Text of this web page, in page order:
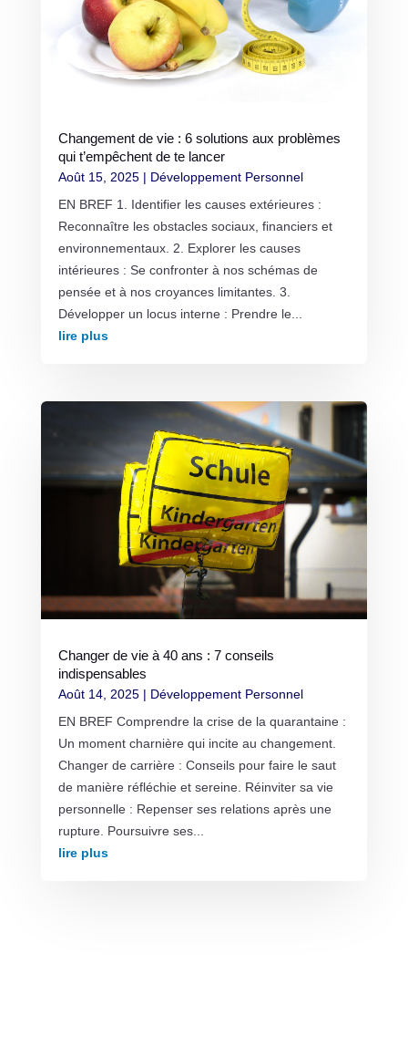
Changement de vie : 6 solutions aux problèmes
qui t’empêchent de te lancer
Août 15, 2025| Développement Personnel
EN BREF 1. Identifier les causes extérieures :
Reconnaître les obstacles sociaux, financiers et
environnementaux. 2. Explorer les causes
intérieures : Se confronter à nos schémas de
pensée et à nos croyances limitantes. 3.
Développer un locus interne : Prendre le...
lire plus
Changer de vie à 40 ans : 7 conseils
indispensables
Août 14, 2025| Développement Personnel
EN BREF Comprendre la crise de la quarantaine :
Un moment charnière qui incite au changement.
Changer de carrière : Conseils pour faire le saut
de manière réfléchie et sereine. Réinviter sa vie
personnelle : Repenser ses relations après une
rupture. Poursuivre ses...
lire plus